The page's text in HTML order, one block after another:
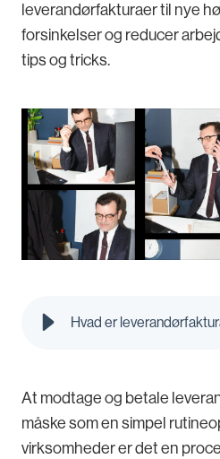
leverandørfakturaer til nye
forsinkelser og reducer
tips og tricks.
At modtage og betale
måske som en simpel
virksomheder er det en